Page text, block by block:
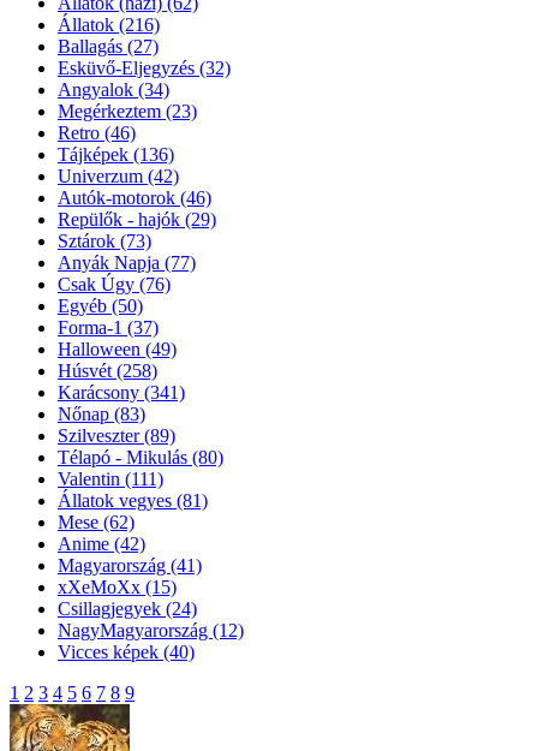
Állatok (216)
Ballagás (27)
Esküvő-Eljegyzés (32)
Angyalok (34)
Megérkeztem (23)
Retro (46)
Tájképek (136)
Univerzum (42)
Autók-motorok (46)
Repülők - hajók (29)
Sztárok (73)
Anyák Napja (77)
Csak Úgy (76)
Egyéb (50)
Forma-1 (37)
Halloween (49)
Húsvét (258)
Karácsony (341)
Nőnap (83)
Szilveszter(89)
Télapó - Mikulás (80)
Valentin (111)
Állatok vegyes (81)
Mese (62)
Anime (42)
Magyarország (41)
xXeMoXx (15)
Csillagjegyek (24)
NagyMagyarország (12)
Vicces képek (40)
1 2 3 4 5 6 7 8 9